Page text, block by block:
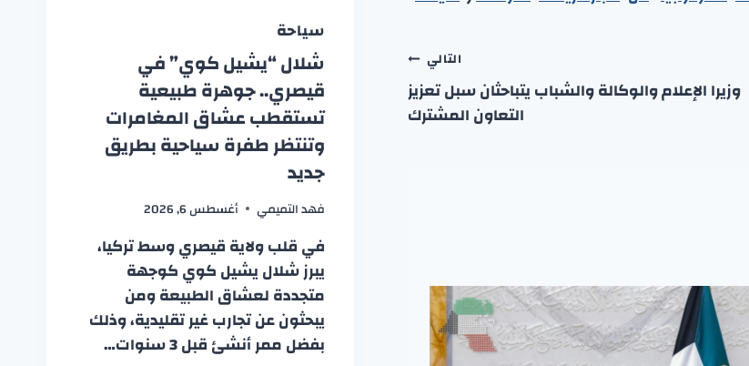
التالي
وزيرا الإعلام والوكالة والشباب يتباحثان سبل تعزيز
التعاون المشترك
سياحة
شلال “يشيل كوي” في
قيصري.. جوهرة طبيعية
تستقطب عشاق المغامرات
وتنتظر طفرة سياحية بطريق
جديد
فهد التميمي أغسطس 6, 2026
في قلب ولاية قيصري وسط تركيا،
يبرز شلال يشيل كوي كوجهة
متجددة لعشاق الطبيعة ومن
يبحثون عن تجارب غير تقليدية، وذلك
بفضل ممر أنشئ قبل 3 سنوات…